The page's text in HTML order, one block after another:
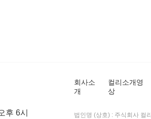
후 6시
회사소
개
컬리소개영
상
법인명 (상호) : 주식회사 컬리